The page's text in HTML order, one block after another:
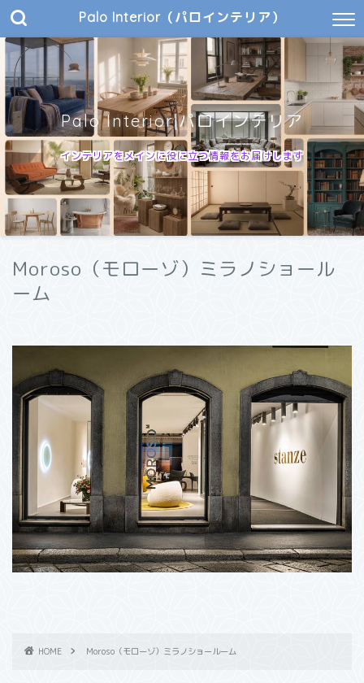
Palo Interior（パロインテリア）
Palo Interior|パロインテリア
インテリアをメインに役に立つ情報をお届けします
Moroso（モローゾ）ミラノショール
ーム
HOME Moroso（モローゾ）ミラノショールーム